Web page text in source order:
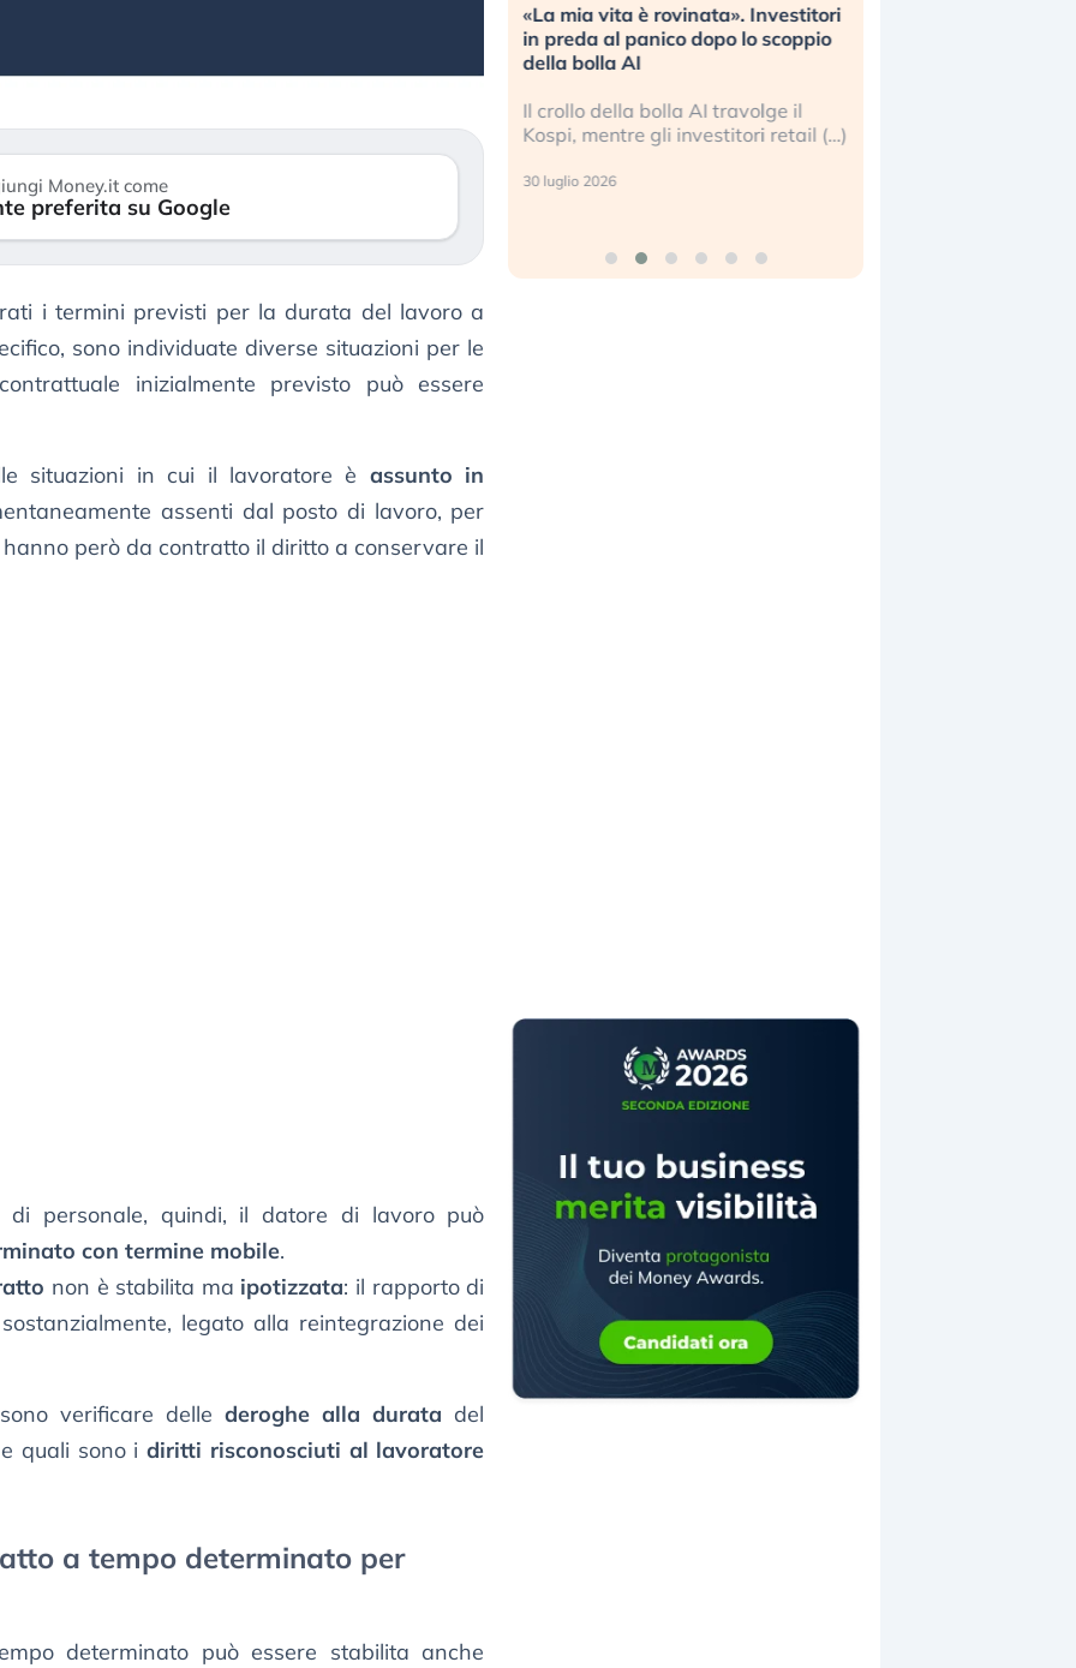
Money.it come
preferita su Google
i termini previsti per la durata del lavoro a
sono individuate diverse situazioni per le
inizialmente previsto può essere
situazioni in cui il lavoratore è assunto in
assenti dal posto di lavoro, per
però da contratto il diritto a conservare il
di personale, quindi, il datore di lavoro può
con termine mobile.
non è stabilita ma ipotizzata: il rapporto di
legato alla reintegrazione dei
verificare dellederoghe alla durata del
e quali sono idiritti risconosciuti al lavoratore
a tempo determinato per
determinato può essere stabilita anche
mostrando segni di stanchezza
verso le (…)
3 agosto 2026
«La mia vita è rovinata». Investitori
in preda al panico dopo lo scoppio
della bolla AI
Il crollo della bolla AI travolge il
Kospi, mentre gli investitori retail (…)
30 luglio 2026